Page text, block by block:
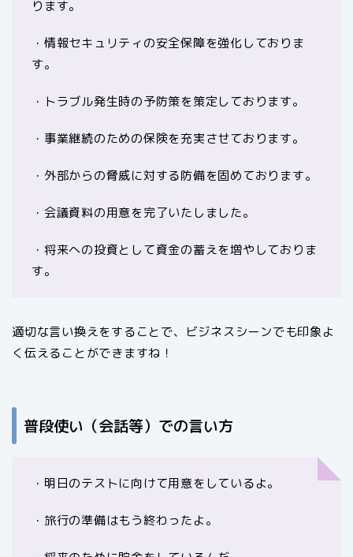
ります。
・情報セキュリティの安全保障を強化しておりま
す。
・トラブル発生時の予防策を策定しております。
・事業継続のための保険を充実させております。
・外部からの脅威に対する防備を固めております。
・会議資料の用意を完了いたしました。
・将来への投資として資金の蓄えを増やしておりま
す。
適切な言い換えをすることで、ビジネスシーンでも印象よ
く伝えることができますね！
普段使い（会話等）での言い方
・明日のテストに向けて用意をしているよ。
・旅行の準備はもう終わったよ。